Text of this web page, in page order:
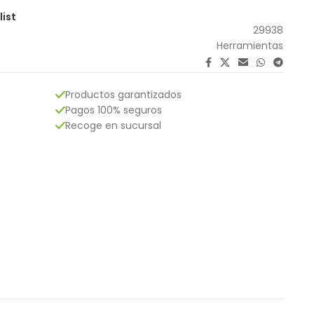
29938
Herramientas
Productos garantizados
Pagos 100% seguros
Recoge en sucursal